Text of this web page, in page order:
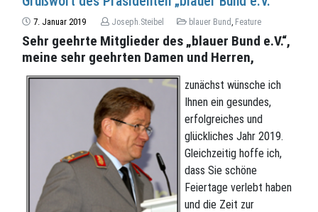
7. Januar 2019 Joseph.Steibel blauer Bund Feature
Sehr geehrte Mitglieder des „blauer Bund e.V.“,
meine sehr geehrten Damen und Herren,
zunächst wünsche ich
Ihnen ein gesundes,
erfolgreiches und
glückliches Jahr 2019.
Gleichzeitig hoffe ich,
dass Sie schöne
Feiertage verlebt haben
und die Zeit zur